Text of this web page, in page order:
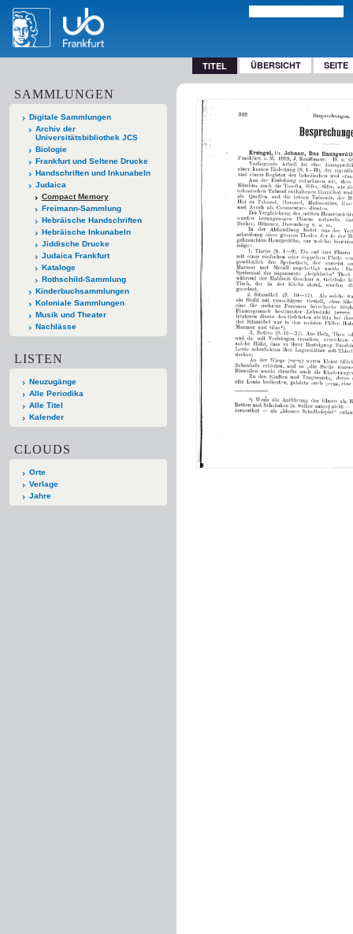
TITEL ÜBERSICHT SEITE
SAMMLUNGEN
Digitale Sammlungen
Archiv der
Universitätsbibliothek JCS
Biologie
Frankfurt und Seltene Drucke
Handschriften und Inkunabeln
Judaica
Compact Memory
Freimann-Sammlung
Hebräische Handschriften
Hebräische Inkunabeln
Jiddische Drucke
Judaica Frankfurt
Kataloge
Rothschild-Sammlung
Kinderbuchsammlungen
Koloniale Sammlungen
Musik und Theater
Nachlässe
LISTEN
Neuzugänge
Alle Periodika
Alle Titel
Kalender
CLOUDS
Orte
Verlage
Jahre